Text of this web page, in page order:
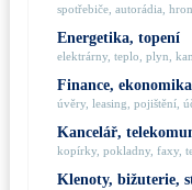
spotřebiče, autorádia,
Energetika, topení
elektrárny, teplo, plyn,
Finance,
úvěry, leasing, pojištění,
Kancelář,
kopírky, pokladny, faxy,
Klenoty, bižuterie,